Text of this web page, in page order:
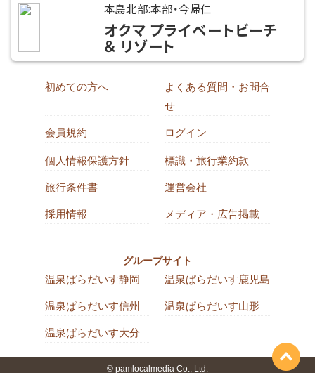
本島北部:本部・今帰仁
オクマ プライベートビーチ
＆ リゾート
初めての方へ
よくある質問・お問合
せ
会員規約 ログイン
個人情報保護方針 標識・旅行業約款
旅行条件書 運営会社
採用情報 メディア・広告掲載
グループサイト
温泉ぱらだいす静岡 温泉ぱらだいす鹿児島
温泉ぱらだいす信州 温泉ぱらだいす山形
温泉ぱらだいす大分
© pamlocalmedia Co., Ltd.